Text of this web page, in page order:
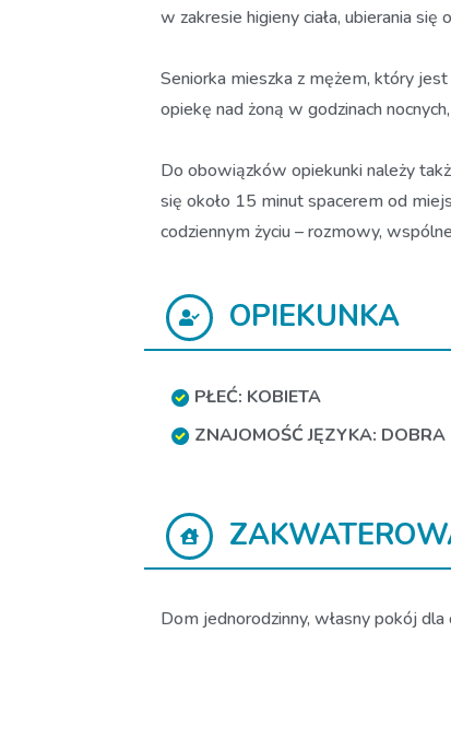
w zakresie higieny ciała, ubierania się
Seniorka mieszka z mężem, który
opiekę nad żoną w godzinach
Do obowiązków opiekunki należy
się około 15 minut spacerem od
codziennym życiu – rozmowy,
OPIEKUNKA
PŁEĆ: KOBIETA
ZNAJOMOŚĆ JĘZYKA: DOBRA
Dom jednorodzinny, własny pokój